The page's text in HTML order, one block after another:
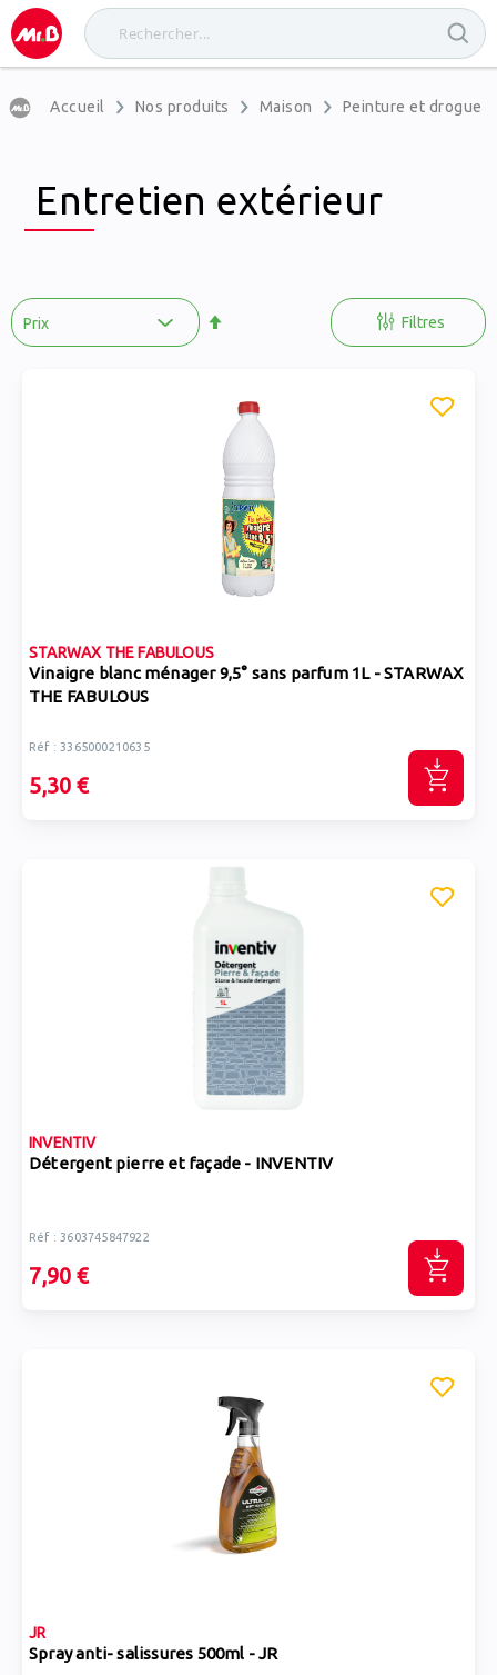
Accueil Nos produits Maison Peinture et
Entretien extérieur
Filtres
STARWAX THE FABULOUS
Vinaigre blanc ménager 9,5° sans parfum 1L - STARWAX
THE FABULOUS
Réf : 3365000210635
5,30 €
INVENTIV
Détergent pierre et façade - INVENTIV
Réf : 3603745847922
7,90 €
JR
Spray anti- salissures 500ml - JR